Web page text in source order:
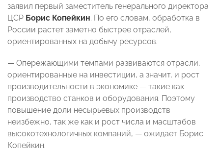
заявил первый заместитель генерального директора
ЦСР Борис Копейкин. По его словам, обработка в
России растет заметно быстрее отраслей,
ориентированных на добычу ресурсов.
— Опережающими темпами развиваются отрасли,
ориентированные на инвестиции, а значит, и рост
производительности в экономике — такие как
производство станков и оборудования. Поэтому
повышение доли несырьевых производств
неизбежно, так же как и рост числа и масштабов
высокотехнологичных компаний, — ожидает Борис
Копейкин.